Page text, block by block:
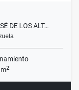
DE LOS ALT…
2